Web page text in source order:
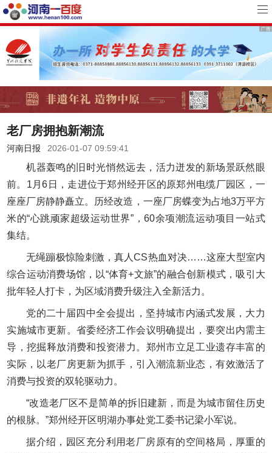
老厂房拥抱新潮流
河南日报 2026-01-07 09:59:41
机器轰鸣的旧时光悄然远去，活力迸发的新场景跃然眼
前。1月6日，走进位于郑州经开区的原郑州电缆厂园区，一
座座厂房静静矗立。历经改造，一座厂房蝶变为占地3万平方
米的“心跳顽家超级运动世界”，60余项潮流运动项目一站式
集结。
无绳蹦极惊险刺激，真人CS热血对决……这座大型室内
综合运动消费场馆，以“体育+文旅”的融合创新模式，吸引大
批年轻人打卡，为区域消费升级注入全新活力。
党的二十届四中全会提出，坚持城市内涵式发展，大力
实施城市更新。省委经济工作会议明确提出，要突出内需主
导，挖掘释放消费和投资潜力。郑州市立足工业遗存丰富的
实际，以老厂房更新为抓手，引入潮流新业态，有效激活了
消费与投资的双轮驱动力。
“改造老厂区不是简单的拆旧建新，而是为城市留住历史
的根脉。”郑州经开区明湖办事处党工委书记梁小军说。
据介绍，园区充分利用老厂房原有的空间格局，厚重的